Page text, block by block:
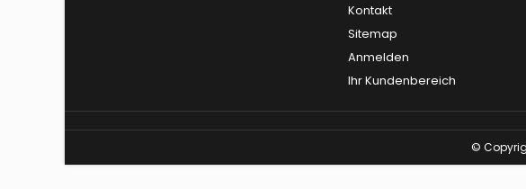
Kontakt
Sitemap
Anmelden
Ihr Kundenbereich
©